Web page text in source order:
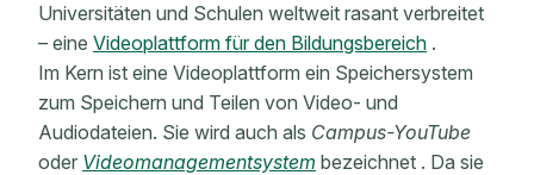
Universitäten und Schulen weltweit rasant verbreitet
– eine Videoplattform für den Bildungsbereich .
Im Kern ist eine Videoplattform ein Speichersystem
zum Speichern und Teilen von Video- und
Audiodateien. Sie wird auch als Campus-YouTube
oder Videomanagementsystem bezeichnet . Da sie